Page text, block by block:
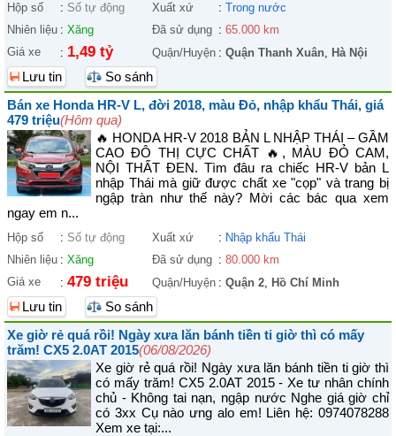
Hộp số : Số tự động Xuất xứ : Trong nước
Nhiên liệu : Xăng Đã sử dụng : 65.000 km
Giá xe
: 1,49 tỷ Quận/Huyện : Quận Thanh Xuân, Hà Nội
Lưu tin
So sánh
Bán xe Honda HR-V L, đời 2018, màu Đỏ, nhập khẩu Thái, giá
479 triệu(Hôm qua)
🔥 HONDA HR-V 2018 BẢN L NHẬP THÁI – GẦM
CAO ĐÔ THỊ CỰC CHẤT 🔥, MÀU ĐỎ CAM,
NỘI THẤT ĐEN. Tìm đâu ra chiếc HR-V bản L
nhập Thái mà giữ được chất xe "cọp" và trang bị
ngập tràn như thế này? Mời các bác qua xem
ngay em n...
Hộp số : Số tự động Xuất xứ : Nhập khẩu Thái
Nhiên liệu : Xăng Đã sử dụng : 80.000 km
Giá xe
: 479 triệu Quận/Huyện : Quận 2, Hồ Chí Minh
Lưu tin
So sánh
Xe giờ rẻ quá rồi! Ngày xưa lăn bánh tiền ti giờ thì có mấy
trăm! CX5 2.0AT 2015(06/08/2026)
Xe giờ rẻ quá rồi! Ngày xưa lăn bánh tiền ti giờ thì
có mấy trăm! CX5 2.0AT 2015 - Xe tư nhân chính
chủ - Không tai nạn, ngập nước Nghe giá giờ chỉ
có 3xx Cụ nào ưng alo em! Liên hệ: 0974078288
Xem xe tại:...